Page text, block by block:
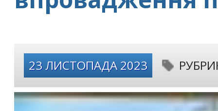
23 ЛИСТОПАДА 2023